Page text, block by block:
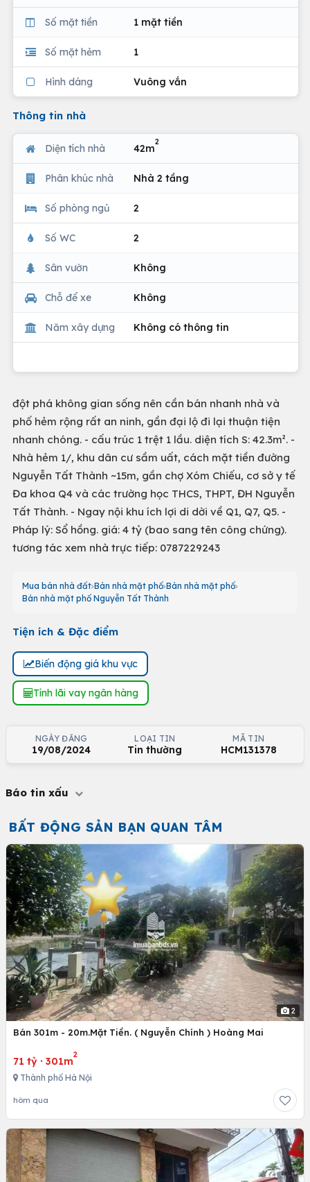
Số mặt tiền 1 mặt tiền
Số mặt hẻm 1
Hình dáng Vuông vắn
Thông tin nhà
Diện tích nhà 42m
2
Phân khúc nhà Nhà 2 tầng
Số phòng ngủ 2
Số WC 2
Sân vườn Không
Chỗ để xe Không
Năm xây dựng Không có thông tin
đột phá không gian sống nên cần bán nhanh nhà và
phố hẻm rộng rất an ninh, gần đại lộ đi lại thuận tiện
nhanh chóng. - cấu trúc 1 trệt 1 lầu. diện tích S: 42.3m². -
Nhà hẻm 1/, khu dân cư sầm uất, cách mặt tiền đường
Nguyễn Tất Thành ~15m, gần chợ Xóm Chiếu, cơ sở y tế
Đa khoa Q4 và các trường học THCS, THPT, ĐH Nguyễn
Tất Thành. - Ngay nội khu ích lợi di dời về Q1, Q7, Q5. -
Pháp lý: Sổ hồng. giá: 4 tỷ (bao sang tên công chứng).
tương tác xem nhà trực tiếp: 0787229243
Mua bán nhà đất Bán nhà mặt phố Bán nhà mặt phố
Bán nhà mặt phố Nguyễn Tất Thành
Tiện ích & Đặc điểm
Biến động giá khu vực
Tính lãi vay ngân hàng
NGÀY ĐĂNG
19/08/2024
LOẠI TIN
Tin thường
MÃ TIN
HCM131378
Báo tin xấu
BẤT ĐỘNG SẢN BẠN QUAN TÂM
2
Bán 301m - 20m.Mặt Tiền. ( Nguyễn Chính ) Hoàng Mai
71 tỷ · 301m
2
Thành phố Hà Nội
hôm qua